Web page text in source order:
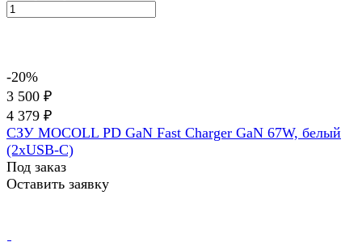
-20%
3 500 ₽
4 379 ₽
СЗУ MOCOLL PD GaN Fast Charger GaN 67W, белый
(2хUSB-C)
Под заказ
Оставить заявку